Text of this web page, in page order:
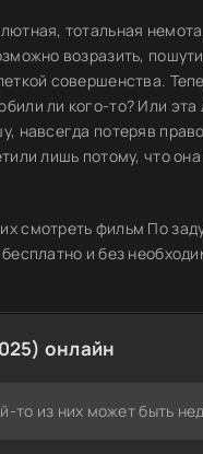
тотальная
возразить,
совершенства.
ли кого-то? Или
навсегда потеряв
лишь потому, что
смотреть фильм По
и без
онлайн
то из них может быть